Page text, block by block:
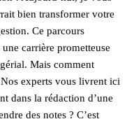
bien transformer votre
Ce parcours
carrière prometteuse
Mais comment
experts vous livrent ici
dans la rédaction d’une
des notes ? C’est